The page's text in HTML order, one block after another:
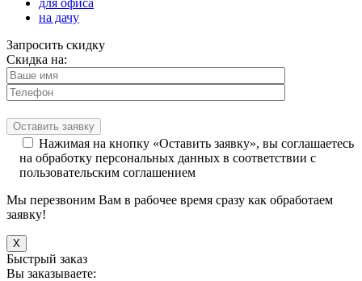
для офиса
на дачу
Запросить скидку
Скидка на:
Нажимая на кнопку «Оставить заявку», вы соглашаетесь
на обработку персональных данных в соответствии с
пользовательским соглашением
Мы перезвоним Вам в рабочее время сразу как обработаем
заявку!
X
Быстрый заказ
Вы заказываете: